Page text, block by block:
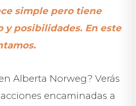
simple pero tiene
y posibilidades. En este
Alberta Norweg? Verás
encaminadas a